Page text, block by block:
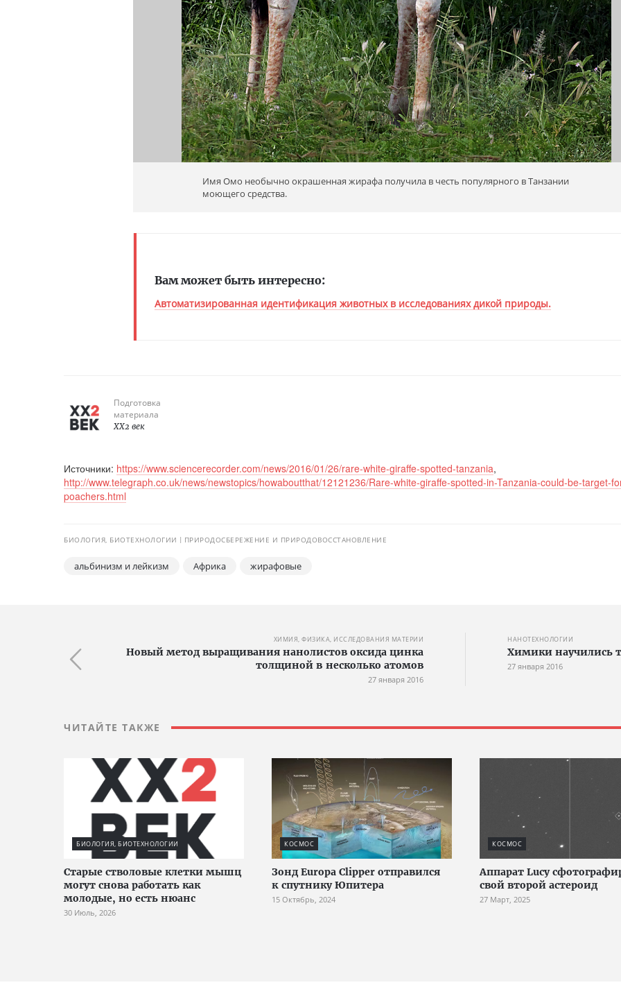
Имя Омо необычно окрашенная жирафа получила в честь популярного в Танзании
моющего средства.
Вам может быть интересно:
Автоматизированная идентификация животных в исследованиях дикой природы.
Подготовка
материала
XX2 век
Источники: https://www.sciencerecorder.com/news/2016/01/26/rare-white-giraffe-spotted-tanzania,
http://www.telegraph.co.uk/news/newstopics/howaboutthat/12121236/Rare-white-giraffe-spotted-in-Tanzania-could-be-target-
poachers.html
БИОЛОГИЯ, БИОТЕХНОЛОГИИ ПРИРОДОСБЕРЕЖЕНИЕ И ПРИРОДОВОССТАНОВЛЕНИЕ
альбинизм и лейкизм Африка жирафовые
ХИМИЯ, ФИЗИКА, ИССЛЕДОВАНИЯ МАТЕРИИ
Новый метод выращивания нанолистов оксида цинка
толщиной в несколько атомов
27 января 2016
НАНОТЕХНОЛОГИИ
Химики научились
27 января 2016
ЧИТАЙТЕ ТАКЖЕ
БИОЛОГИЯ, БИОТЕХНОЛОГИИ
Старые стволовые клетки мышц
могут снова работать как
молодые, но есть нюанс
30 Июль, 2026
КОСМОС
Зонд Europa Clipper отправился
к спутнику Юпитера
15 Октябрь, 2024
КОСМОС
Аппарат Lucy
свой второй астероид
27 Март, 2025